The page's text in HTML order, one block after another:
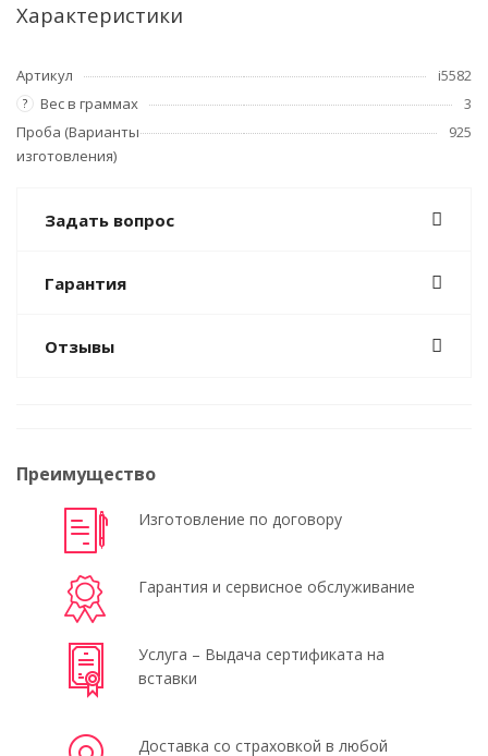
Характеристики
Артикул i5582
? Вес в граммах
3
Проба (Варианты
изготовления)
925
Задать вопрос
Гарантия
Отзывы
Преимущество
Изготовление по договору
Гарантия и сервисное обслуживание
Услуга – Выдача сертификата на
вставки
Доставка со страховкой в любой